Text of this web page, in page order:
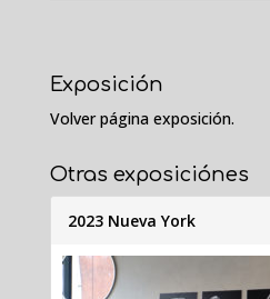
Exposición
Volver página exposición.
Otras exposiciónes
2023 Nueva York